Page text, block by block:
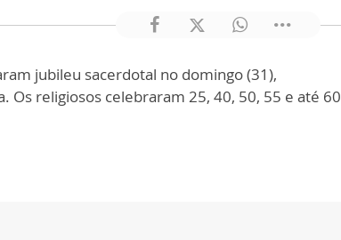
jubileu sacerdotal no domingo (31),
Os religiosos celebraram 25, 40, 50, 55 e até 60